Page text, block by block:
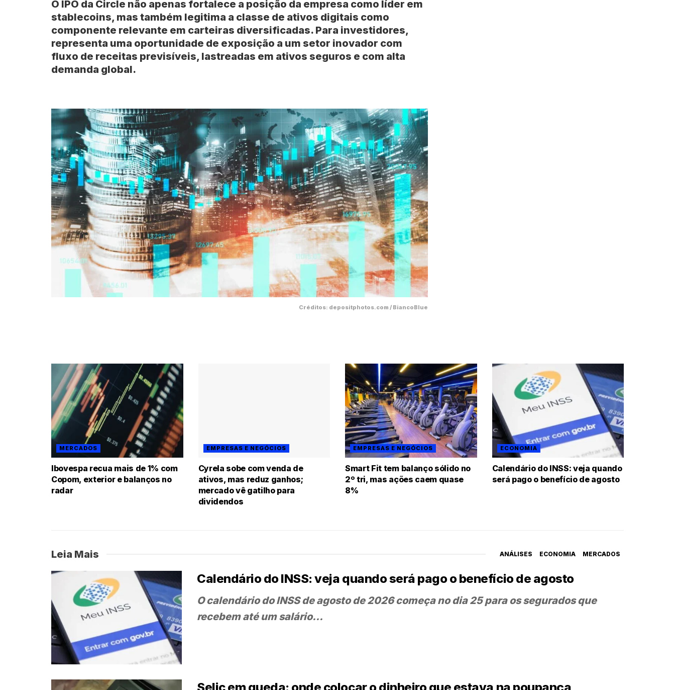
O IPO da Circle não apenas fortalece a posição da empresa como líder em
stablecoins, mas também legitima a classe de ativos digitais como
componente relevante em carteiras diversificadas. Para investidores,
representa uma oportunidade de exposição a um setor inovador com
fluxo de receitas previsíveis, lastreadas em ativos seguros e com alta
demanda global.
Créditos: depositphotos.com / BiancoBlue
MERCADOS
Ibovespa recua mais de 1% com
Copom, exterior e balanços no
radar
EMPRESAS E NEGÓCIOS
Cyrela sobe com venda de
ativos, mas reduz ganhos;
mercado vê gatilho para
dividendos
EMPRESAS E NEGÓCIOS
Smart Fit tem balanço sólido no
2º tri, mas ações caem quase
8%
ECONOMIA
Calendário do INSS: veja quando
será pago o benefício de agosto
Leia Mais ANÁLISES ECONOMIA MERCADOS
Calendário do INSS: veja quando será pago o benefício de agosto
O calendário do INSS de agosto de 2026 começa no dia 25 para os segurados que
recebem até um salário...